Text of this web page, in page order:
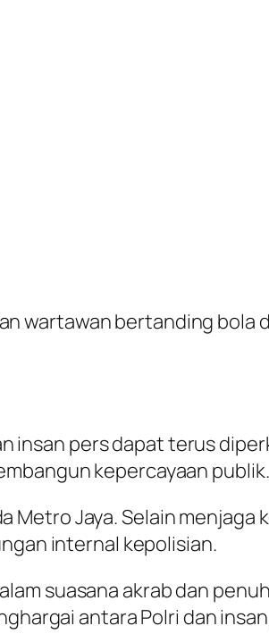
wartawan bertanding bola
insan pers dapat terus
kepercayaan publik.
Metro Jaya. Selain menjaga
internal kepolisian.
suasana akrab dan penuh
antara Polri dan